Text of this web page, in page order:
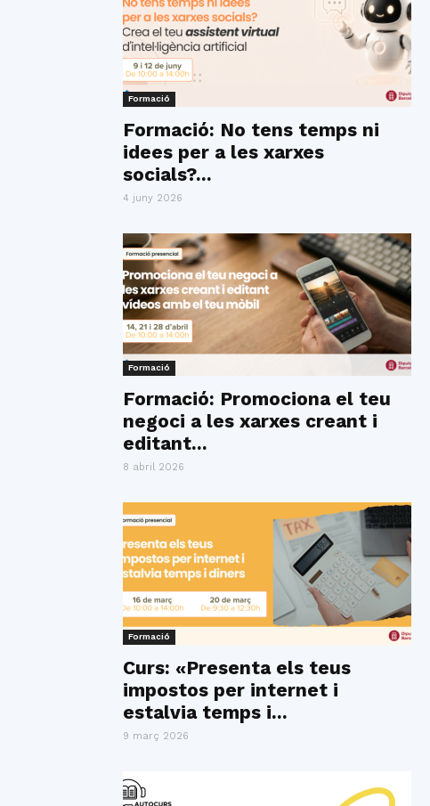
Formació
Formació: No tens temps ni
idees per a les xarxes
socials?...
4 juny 2026
Formació
Formació: Promociona el teu
negoci a les xarxes creant i
editant...
8 abril 2026
Formació
Curs: «Presenta els teus
impostos per internet i
estalvia temps i...
9 març 2026